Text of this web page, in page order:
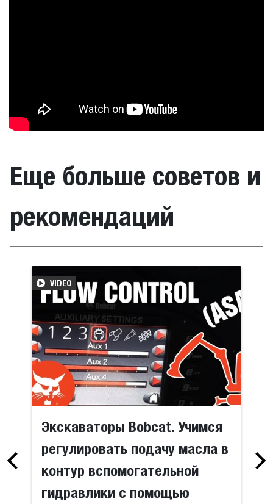
Еще больше советов и
рекомендаций
VIDEO
Экскаваторы Bobcat. Учимся
регулировать подачу масла в
контур вспомогательной
гидравлики с помощью